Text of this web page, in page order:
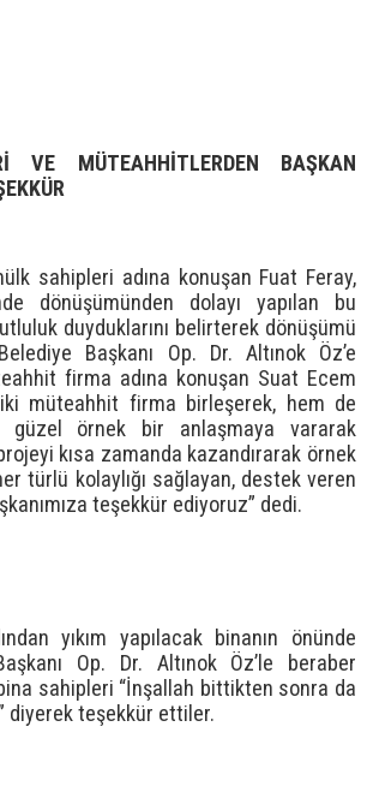
VE MÜTEAHHİTLERDEN BAŞKAN
sahipleri adına konuşan Fuat Feray,
dönüşümünden dolayı yapılan bu
duyduklarını belirterek dönüşümü
Başkanı Op. Dr. Altınok Öz’e
firma adına konuşan Suat Ecem
müteahhit firma birleşerek, hem de
güzel örnek bir anlaşmaya vararak
kısa zamanda kazandırarak örnek
türlü kolaylığı sağlayan, destek veren
teşekkür ediyoruz” dedi.
yıkım yapılacak binanın önünde
Op. Dr. Altınok Öz’le beraber
sahipleri “İnşallah bittikten sonra da
diyerek teşekkür ettiler.